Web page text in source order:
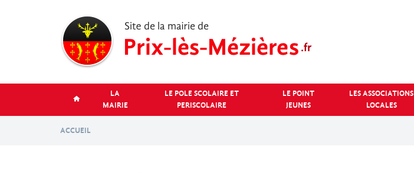
LA
MAIRIE
LE POLE SCOLAIRE ET
PERISCOLAIRE
LE POINT
JEUNES
LES ASSOCIATIONS
LOCALES
ACCUEIL